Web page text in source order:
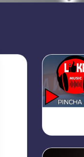
sid=1